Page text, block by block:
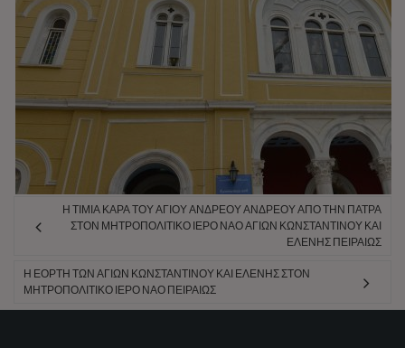
Η ΤΙΜΊΑ ΚΆΡΑ ΤΟΥ ΑΓΊΟΥ ΑΝΔΡΈΟΥ ΑΝΔΡΈΟΥ ΑΠΌ ΤΗΝ ΠΆΤΡΑ
ΣΤΟΝ ΜΗΤΡΟΠΟΛΙΤΙΚΌ ΙΕΡΌ ΝΑΌ ΑΓΊΩΝ ΚΩΝΣΤΑΝΤΊΝΟΥ ΚΑΙ
ΕΛΈΝΗΣ ΠΕΙΡΑΙΏΣ
Η ΕΟΡΤΉ ΤΩΝ ΑΓΊΩΝ ΚΩΝΣΤΑΝΤΊΝΟΥ ΚΑΙ ΕΛΈΝΗΣ ΣΤΟΝ
ΜΗΤΡΟΠΟΛΙΤΙΚΌ ΙΕΡΌ ΝΑΌ ΠΕΙΡΑΙΏΣ